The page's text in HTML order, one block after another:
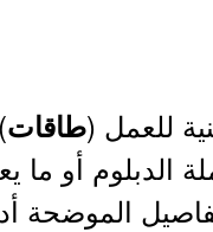
للعمل (طاقات
الدبلوم أو
الموضحة